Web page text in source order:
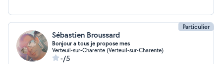
Particulier
Sébastien Broussard
Bonjour a tous je propose mes
Verteuil-sur-Charente (Verteuil-sur-Charente)
-/5